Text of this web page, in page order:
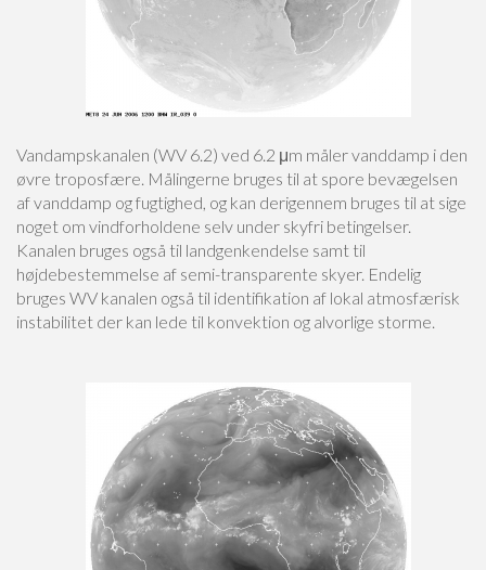
Vandampskanalen (WV 6.2) ved 6.2 μm måler vanddamp i den
øvre troposfære. Målingerne bruges til at spore bevægelsen
af vanddamp og fugtighed, og kan derigennem bruges til at sige
noget om vindforholdene selv under skyfri betingelser.
Kanalen bruges også til landgenkendelse samt til
højdebestemmelse af semi-transparente skyer. Endelig
bruges WV kanalen også til identifikation af lokal atmosfærisk
instabilitet der kan lede til konvektion og alvorlige storme.